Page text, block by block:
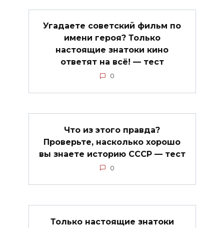
Угадаете советский фильм по
имени героя? Только
настоящие знатоки кино
ответят на всё! — тест
0
Что из этого правда?
Проверьте, насколько хорошо
вы знаете историю СССР — тест
0
Только настоящие знатоки